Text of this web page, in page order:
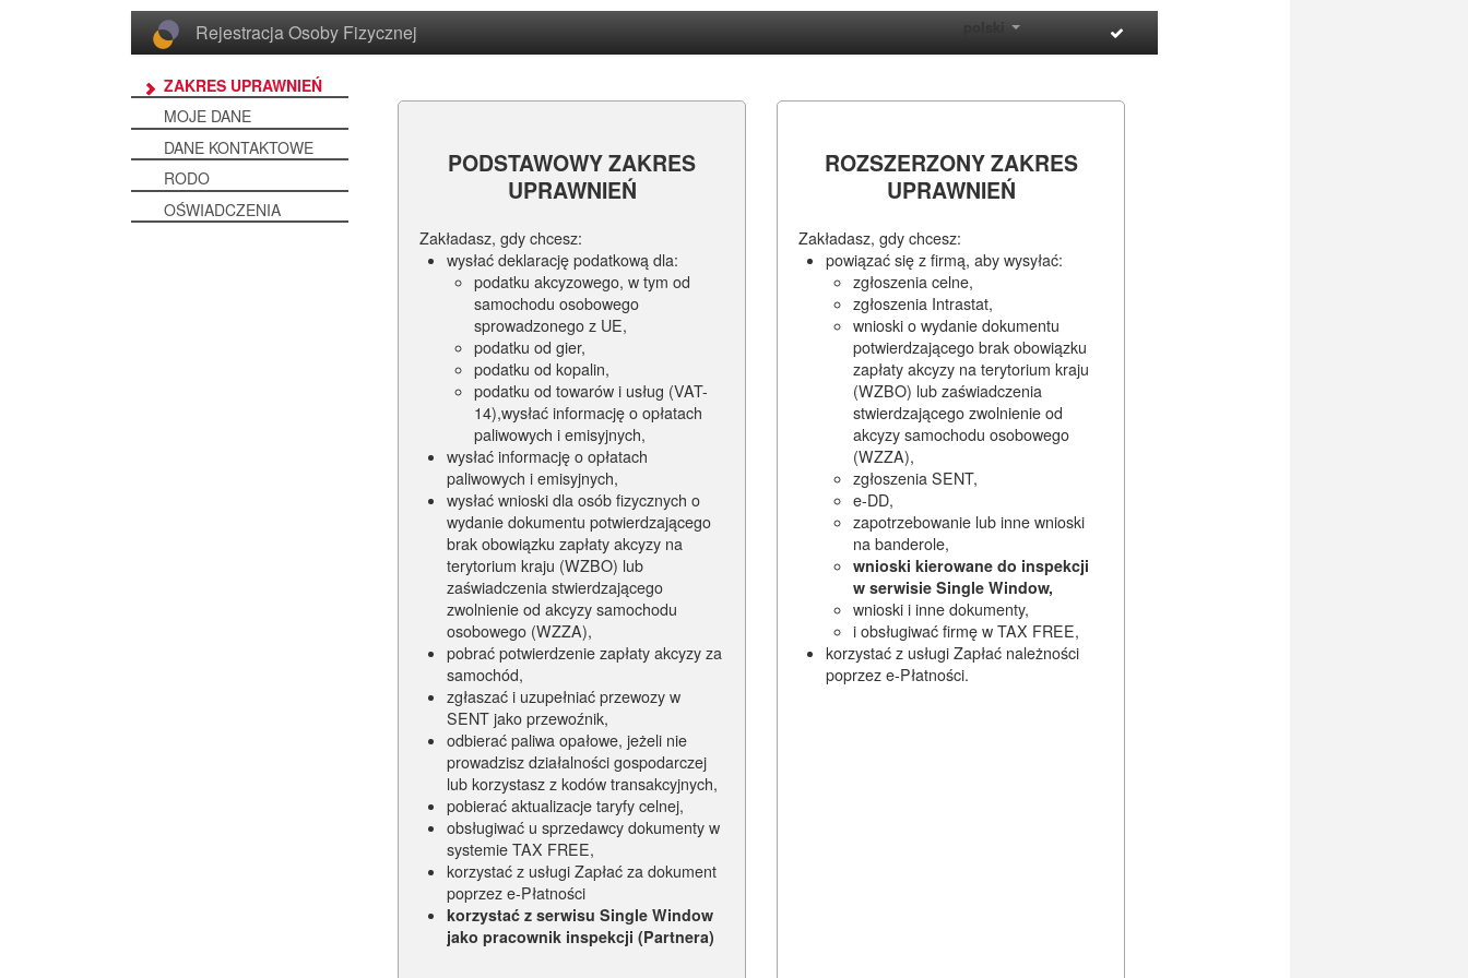
Rejestracja Osoby Fizycznej polski
PODSTAWOWY ZAKRES
UPRAWNIEŃ
Zakładasz, gdy chcesz:
wysłać deklarację podatkową dla:
podatku akcyzowego, w tym od
samochodu osobowego
sprowadzonego z UE,
podatku od gier,
podatku od kopalin,
podatku od towarów i usług (VAT-
14),wysłać informację o opłatach
paliwowych i emisyjnych,
wysłać informację o opłatach
paliwowych i emisyjnych,
wysłać wnioski dla osób fizycznych o
wydanie dokumentu potwierdzającego
brak obowiązku zapłaty akcyzy na
terytorium kraju (WZBO) lub
zaświadczenia stwierdzającego
zwolnienie od akcyzy samochodu
osobowego (WZZA),
pobrać potwierdzenie zapłaty akcyzy za
samochód,
zgłaszać i uzupełniać przewozy w
SENT jako przewoźnik,
odbierać paliwa opałowe, jeżeli nie
prowadzisz działalności gospodarczej
lub korzystasz z kodów transakcyjnych,
pobierać aktualizacje taryfy celnej,
obsługiwać u sprzedawcy dokumenty w
systemie TAX FREE,
korzystać z usługi Zapłać za dokument
poprzez e-Płatności
korzystać z serwisu Single Window
jako pracownik inspekcji (Partnera)
ROZSZERZONY ZAKRES
UPRAWNIEŃ
Zakładasz, gdy chcesz:
powiązać się z firmą, aby wysyłać:
zgłoszenia celne,
zgłoszenia Intrastat,
wnioski o wydanie dokumentu
potwierdzającego brak obowiązku
zapłaty akcyzy na terytorium kraju
(WZBO) lub zaświadczenia
stwierdzającego zwolnienie od
akcyzy samochodu osobowego
(WZZA),
zgłoszenia SENT,
e-DD,
zapotrzebowanie lub inne wnioski
na banderole,
wnioski kierowane do inspekcji
w serwisie Single Window,
wnioski i inne dokumenty,
i obsługiwać firmę w TAX FREE,
korzystać z usługi Zapłać należności
poprzez e-Płatności.
ZAKRES UPRAWNIEŃ
MOJE DANE
DANE KONTAKTOWE
RODO
OŚWIADCZENIA